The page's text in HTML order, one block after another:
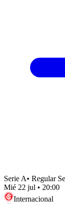
Serie A• Regular
Mié 22 jul • 20:00
Internacional